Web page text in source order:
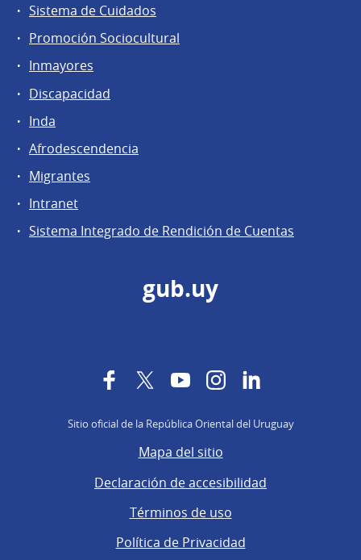
Sistema de Cuidados
Promoción Sociocultural
Inmayores
Discapacidad
Inda
Afrodescendencia
Migrantes
Intranet
Sistema Integrado de Rendición de Cuentas
gub.uy
FacebookTwitterYouTubeInstagram
Sitio oficial de la República Oriental del Uruguay
Mapa del sitio
Declaración de accesibilidad
Términos de uso
Política de Privacidad